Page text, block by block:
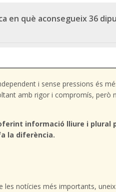
en què aconsegueix 36
i sense pressions és
amb rigor i compromís, però
informació lliure i plural
la diferència.
les notícies més importants,